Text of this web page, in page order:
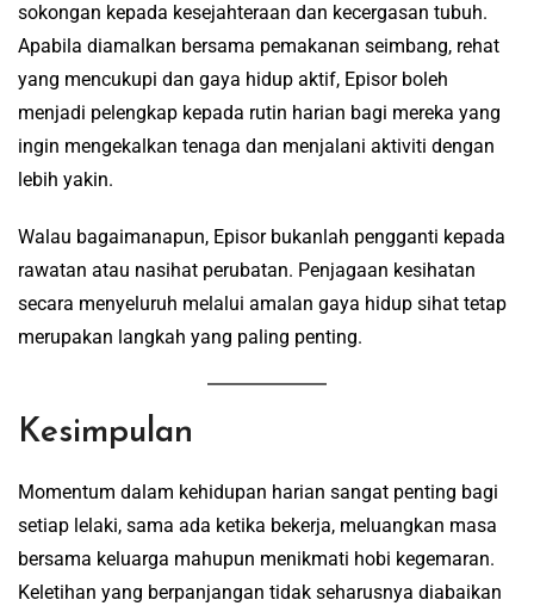
sokongan kepada kesejahteraan dan kecergasan tubuh.
Apabila diamalkan bersama pemakanan seimbang, rehat
yang mencukupi dan gaya hidup aktif, Episor boleh
menjadi pelengkap kepada rutin harian bagi mereka yang
ingin mengekalkan tenaga dan menjalani aktiviti dengan
lebih yakin.
Walau bagaimanapun, Episor bukanlah pengganti kepada
rawatan atau nasihat perubatan. Penjagaan kesihatan
secara menyeluruh melalui amalan gaya hidup sihat tetap
merupakan langkah yang paling penting.
Kesimpulan
Momentum dalam kehidupan harian sangat penting bagi
setiap lelaki, sama ada ketika bekerja, meluangkan masa
bersama keluarga mahupun menikmati hobi kegemaran.
Keletihan yang berpanjangan tidak seharusnya diabaikan